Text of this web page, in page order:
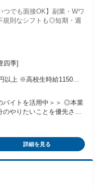
つでも面接OK】副業・Wワ
規則なシフトも◎短期・週
四季]
以上 ※高校生時給1150円
直行直帰OK！
バイトを活用中＞＞ ◎本業
やりたいことを優先させ
する時に役立てたい方 ◎
生歓
経験者歓迎
詳細を見る